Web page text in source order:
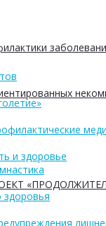
и здоровье
здоровья